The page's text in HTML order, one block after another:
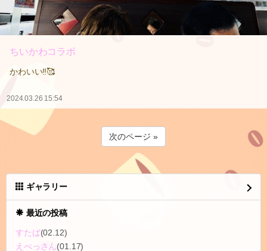
ちいかわコラボ
かわいい‼️🥰
2024.03.26 15:54
次のページ »
ギャラリー
最近の投稿
すたば(02.12)
えべっさん(01.17)